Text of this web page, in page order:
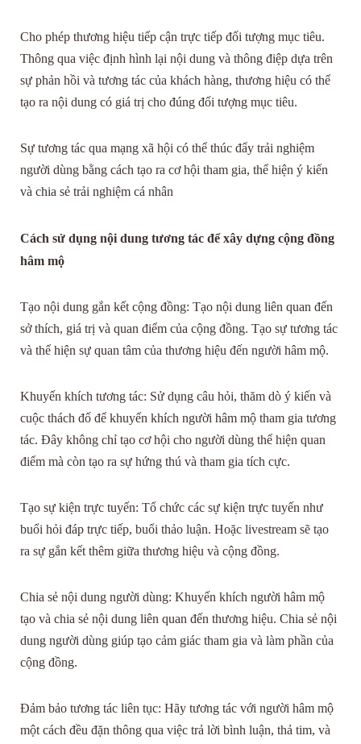
Cho phép thương hiệu tiếp cận trực tiếp đối tượng mục tiêu.
Thông qua việc định hình lại nội dung và thông điệp dựa trên
sự phản hồi và tương tác của khách hàng, thương hiệu có thể
tạo ra nội dung có giá trị cho đúng đối tượng mục tiêu.
Sự tương tác qua mạng xã hội có thể thúc đẩy trải nghiệm
người dùng bằng cách tạo ra cơ hội tham gia, thể hiện ý kiến
và chia sẻ trải nghiệm cá nhân
Cách sử dụng nội dung tương tác để xây dựng cộng đồng
hâm mộ
Tạo nội dung gắn kết cộng đồng: Tạo nội dung liên quan đến
sở thích, giá trị và quan điểm của cộng đồng. Tạo sự tương tác
và thể hiện sự quan tâm của thương hiệu đến người hâm mộ.
Khuyến khích tương tác: Sử dụng câu hỏi, thăm dò ý kiến và
cuộc thách đố để khuyến khích người hâm mộ tham gia tương
tác. Đây không chỉ tạo cơ hội cho người dùng thể hiện quan
điểm mà còn tạo ra sự hứng thú và tham gia tích cực.
Tạo sự kiện trực tuyến: Tổ chức các sự kiện trực tuyến như
buổi hỏi đáp trực tiếp, buổi thảo luận. Hoặc livestream sẽ tạo
ra sự gắn kết thêm giữa thương hiệu và cộng đồng.
Chia sẻ nội dung người dùng: Khuyến khích người hâm mộ
tạo và chia sẻ nội dung liên quan đến thương hiệu. Chia sẻ nội
dung người dùng giúp tạo cảm giác tham gia và làm phần của
cộng đồng.
Đảm bảo tương tác liên tục: Hãy tương tác với người hâm mộ
một cách đều đặn thông qua việc trả lời bình luận, thả tim, và